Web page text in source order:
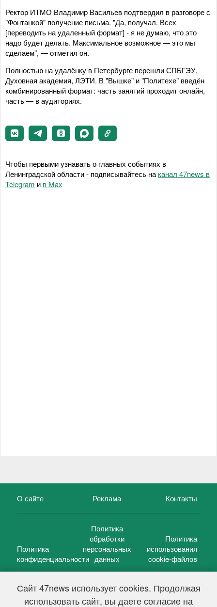
Сайт 47news использует cookies. Продолжая
использовать сайт, вы даете согласие на
Ректор ИТМО Владимир Васильев подтвердил в разговоре с
"Фонтанкой" получение письма. "Да, получал. Всех
[переводить на удаленный формат] - я не думаю, что это
надо будет делать. Максимальное возможное — это мы
сделаем", — отметил он.
Полностью на удалёнку в Петербурге перешли СПБГЭУ,
Духовная академия, ЛЭТИ. В "Вышке" и "Политехе" введён
комбинированный формат: часть занятий проходит онлайн,
часть — в аудиториях.
Чтобы первыми узнавать о главных событиях в
Ленинградской области - подписывайтесь на канал 47news в
Telegram и в Maх
О сайте Реклама Контакты
Политика
конфиденциальности
Политика
обработки
персональных
данных
Политика
использования
cookie-файлов